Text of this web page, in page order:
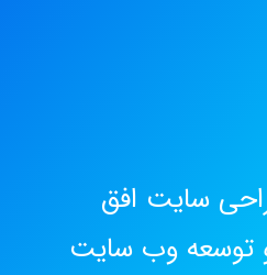
سایت افق
توسعه وب سایت